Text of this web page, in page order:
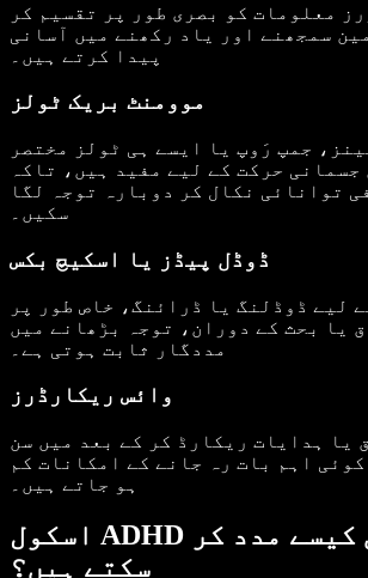
معلومات کو بصری طور پر تقسیم کر
سمجھنے اور یاد رکھنے میں آسانی
پیدا کرتے ہیں۔
موومنٹ بریک ٹولز
جمپ رَوپ یا ایسے ہی ٹولز مختصر
جسمانی حرکت کے لیے مفید ہیں، تاکہ
توانائی نکال کر دوبارہ توجہ لگا
سکیں۔
ڈوڈل پیڈز یا اسکیچ بکس
لیے ڈوڈلنگ یا ڈرائنگ، خاص طور پر
یا بحث کے دوران، توجہ بڑھانے میں
مددگار ثابت ہوتی ہے۔
وائس ریکارڈرز
یا ہدایات ریکارڈ کر کے بعد میں سن
اہم بات رہ جانے کے امکانات کم
ہو جاتے ہیں۔
اسکول ADHD طلباء کی کیسے مدد کر
سکتے ہیں؟